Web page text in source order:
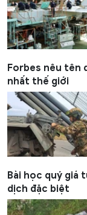
Forbes nêu tên
nhất thế giới
Bài học quý
dịch đặc biệt